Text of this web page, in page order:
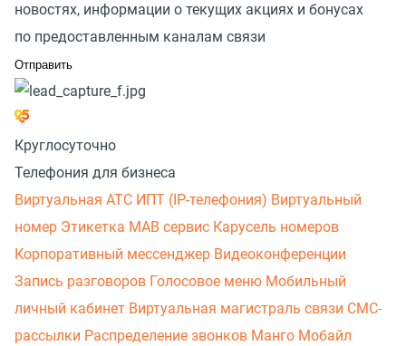
новостях, информации о текущих акциях и бонусах
по предоставленным каналам связи
Круглосуточно
Телефония для бизнеса
Виртуальная АТС ИПТ (IP-телефония) Виртуальный
номер Этикетка МАВ сервис Карусель номеров
Корпоративный мессенджер Видеоконференции
Запись разговоров Голосовое меню Мобильный
личный кабинет Виртуальная магистраль связи СМС-
рассылки Распределение звонков Манго Мобайл